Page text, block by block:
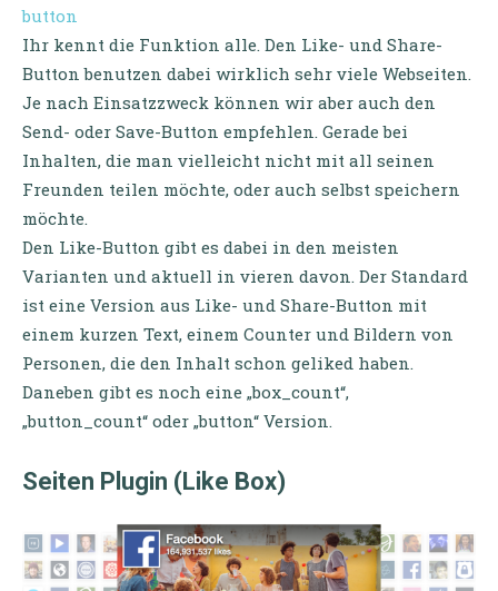
button
Ihr kennt die Funktion alle. Den Like- und Share-
Button benutzen dabei wirklich sehr viele Webseiten.
Je nach Einsatzzweck können wir aber auch den
Send- oder Save-Button empfehlen. Gerade bei
Inhalten, die man vielleicht nicht mit all seinen
Freunden teilen möchte, oder auch selbst speichern
möchte.
Den Like-Button gibt es dabei in den meisten
Varianten und aktuell in vieren davon. Der Standard
ist eine Version aus Like- und Share-Button mit
einem kurzen Text, einem Counter und Bildern von
Personen, die den Inhalt schon geliked haben.
Daneben gibt es noch eine „box_count“,
„button_count“ oder „button“ Version.
Seiten Plugin (Like Box)